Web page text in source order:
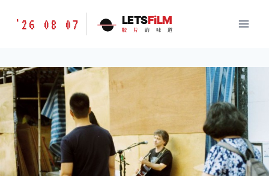
胶
味
道
LETSFILM
'26 08 07 LETSFiLM
胶 片 的 味 道